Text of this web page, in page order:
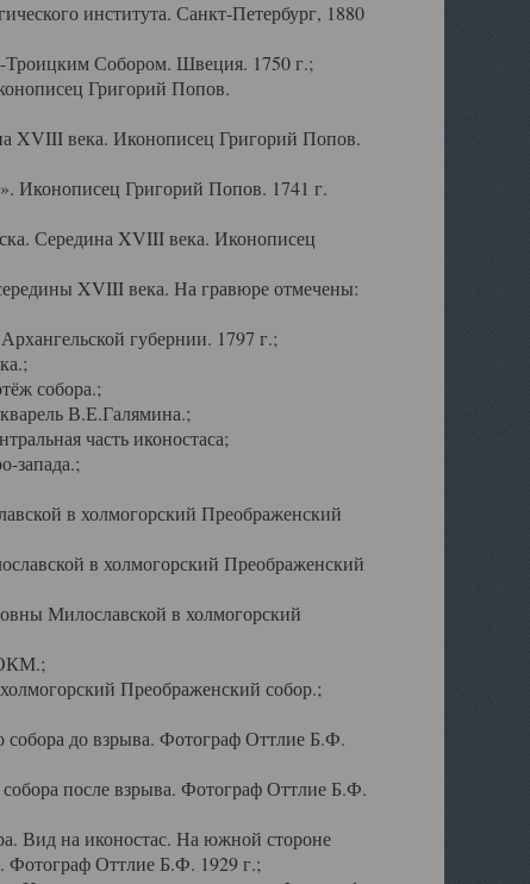
института. Санкт-Петербург, 1880
Собором. Швеция. 1750 г.;
Григорий Попов.
XVIII века. Иконописец Григорий Попов.
Иконописец Григорий Попов. 1741 г.
Середина XVIII века. Иконописец
XVIII века. На гравюре отмечены:
губернии. 1797 г.;
собора.;
В.Е.Галямина.;
часть иконостаса;
запада.;
в холмогорский Преображенский
в холмогорский Преображенский
Милославской в холмогорский
Преображенский собор.;
до взрыва. Фотограф Оттлие Б.Ф.
после взрыва. Фотограф Оттлие Б.Ф.
Вид на иконостас. На южной стороне
Фотограф Оттлие Б.Ф. 1929 г.;